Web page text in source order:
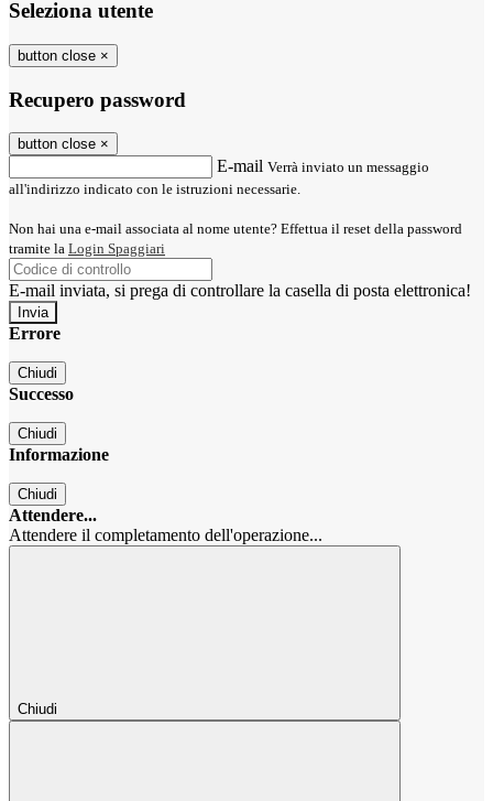
Seleziona utente
button close ×
Recupero password
button close ×
E-mail Verrà inviato un messaggio
all'indirizzo indicato con le istruzioni necessarie.
Non hai una e-mail associata al nome utente? Effettua il reset della password
tramite la Login Spaggiari
E-mail inviata, si prega di controllare la casella di posta elettronica!
Errore
Chiudi
Successo
Chiudi
Informazione
Chiudi
Attendere...
Attendere il completamento dell'operazione...
Chiudi